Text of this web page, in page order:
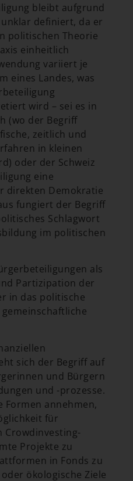
bleibt aufgrund
definiert, da er
politischen Theorie
einheitlich
variiert je
eines Landes, was
wird – sei es in
(wo der Begriff
zeitlich und
in kleinen
oder der Schweiz
eine
direkten Demokratie
fungiert der Begriff
Schlagwort
im politischen
als
Partizipation der
in das politische
sich der Begriff auf
und Bürgern
und -prozesse.
Formen annehmen,
für
Crowdinvesting-
Projekte zu
in Fonds zu
ökologische Ziele